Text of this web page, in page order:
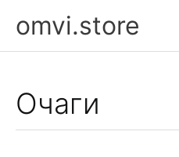
omvi.store
Очаги